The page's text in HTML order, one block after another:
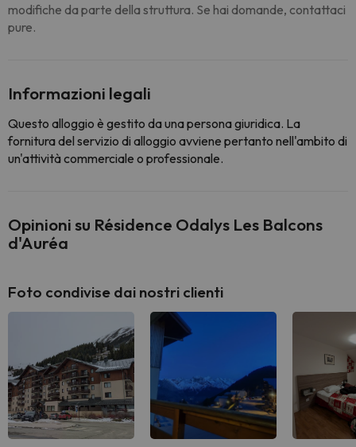
modifiche da parte della struttura. Se hai domande, contattaci
pure.
Informazioni legali
Questo alloggio è gestito da una persona giuridica. La
fornitura del servizio di alloggio avviene pertanto nell'ambito di
un'attività commerciale o professionale.
Opinioni su Résidence Odalys Les Balcons
d'Auréa
Foto condivise dai nostri clienti